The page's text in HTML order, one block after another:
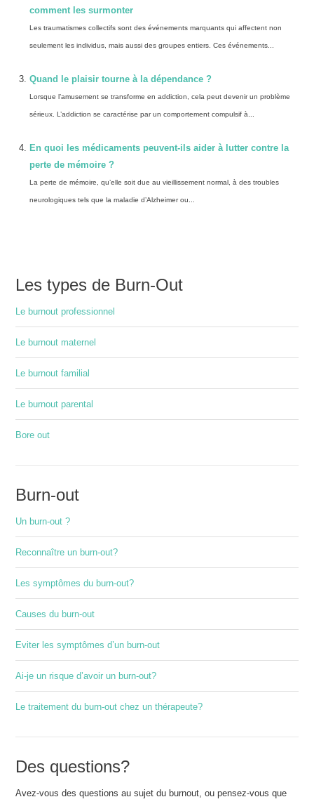
comment les surmonter
Les traumatismes collectifs sont des événements marquants qui affectent non
seulement les individus, mais aussi des groupes entiers. Ces événements...
Quand le plaisir tourne à la dépendance ?
Lorsque l’amusement se transforme en addiction, cela peut devenir un problème
sérieux. L’addiction se caractérise par un comportement compulsif à...
En quoi les médicaments peuvent-ils aider à lutter contre la
perte de mémoire ?
La perte de mémoire, qu’elle soit due au vieillissement normal, à des troubles
neurologiques tels que la maladie d’Alzheimer ou...
Les types de Burn-Out
Le burnout professionnel
Le burnout maternel
Le burnout familial
Le burnout parental
Bore out
Burn-out
Un burn-out ?
Reconnaître un burn-out?
Les symptômes du burn-out?
Causes du burn-out
Eviter les symptômes d’un burn-out
Ai-je un risque d’avoir un burn-out?
Le traitement du burn-out chez un thérapeute?
Des questions?
Avez-vous des questions au sujet du burnout, ou pensez-vous que